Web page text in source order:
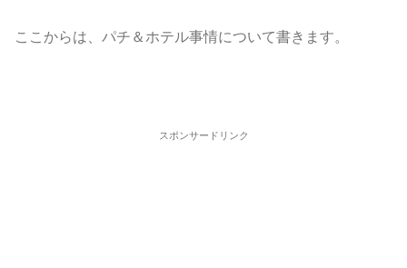
ここからは、パチ＆ホテル事情について書きます。
スポンサードリンク